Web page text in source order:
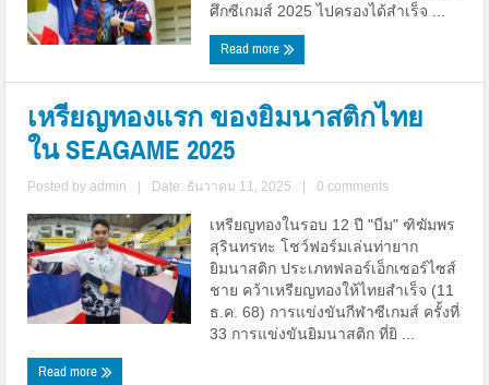
ศึกซีเกมส์ 2025 ไปครองได้สำเร็จ ...
Read more
เหรียญทองแรก ของยิมนาสติกไทย
ใน SEAGAME 2025
Posted byadmin Date: ธันวาคม 11, 2025 0 comments
เหรียญทองในรอบ 12 ปี "บีม" ฑิฆัมพร
สุรินทรทะ โชว์ฟอร์มเล่นท่ายาก
ยิมนาสติก ประเภทฟลอร์เอ็กเซอร์ไซส์
ชาย คว้าเหรียญทองให้ไทยสำเร็จ (11
ธ.ค. 68) การแข่งขันกีฬาซีเกมส์ ครั้งที่
33 การแข่งขันยิมนาสติก ที่ยิ ...
Read more